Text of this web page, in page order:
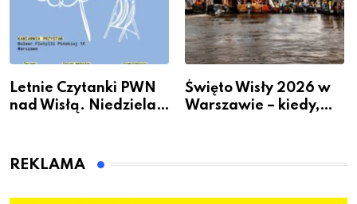
Letnie Czytanki PWN
nad Wisłą. Niedziela z
Święto Wisły 2026 w
Warszawie – kiedy,
REKLAMA